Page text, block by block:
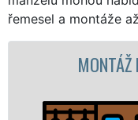
řemesel a montáže
MONTÁŽ NÁBYTKU
Rychlá